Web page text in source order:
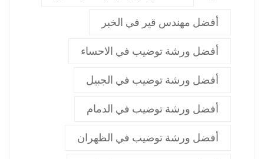
أفضل مهندس قير في الخبر
أفضل ورشة توضيب في الاحساء
أفضل ورشة توضيب في الجبيل
أفضل ورشة توضيب في الدمام
أفضل ورشة توضيب في الظهران